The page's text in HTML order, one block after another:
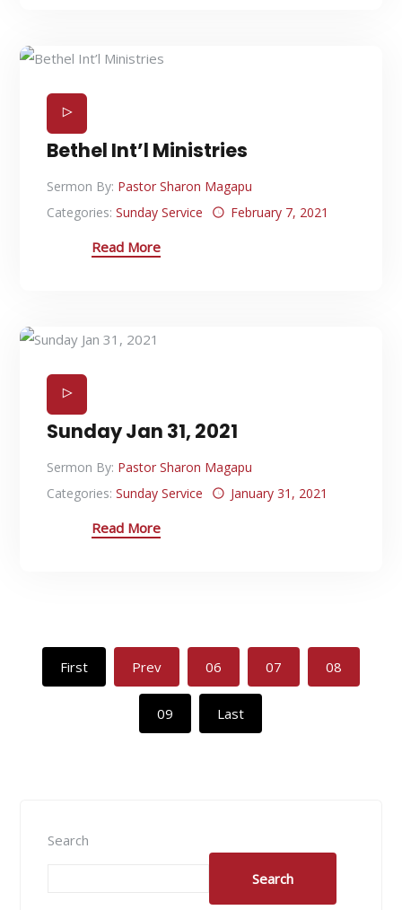
Bethel Int’l Ministries
Sermon By: Pastor Sharon Magapu
Categories: Sunday Service February 7, 2021
Read More
Sunday Jan 31, 2021
Sermon By: Pastor Sharon Magapu
Categories: Sunday Service January 31, 2021
Read More
First Prev 06 07 08
09 Last
Search
Search